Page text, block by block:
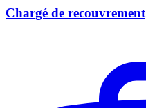
Chargé de recouvrement